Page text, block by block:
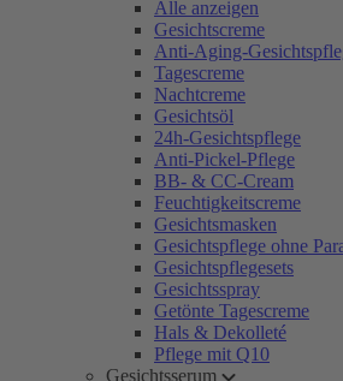
Alle anzeigen
Gesichtscreme
Anti-Aging-
Tagescreme
Nachtcreme
Gesichtsöl
24h-Gesichtspflege
Anti-Pickel-Pflege
BB- & CC-Cream
Feuchtigkeitscreme
Gesichtsmasken
Gesichtspflege ohne
Gesichtspflegesets
Gesichtsspray
Getönte Tagescreme
Hals & Dekolleté
Pflege mit Q10
Gesichtsserum